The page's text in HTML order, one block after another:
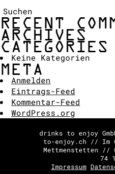
RECENT
ARCHIVES
CATEGORIES
Keine Kategorien
META
Anmelden
Eintrags-Feed
Kommentar-Feed
WordPress.org
drinks to enjoy
to-enjoy.ch // Im
Mettmenstetten //
74
Impressum